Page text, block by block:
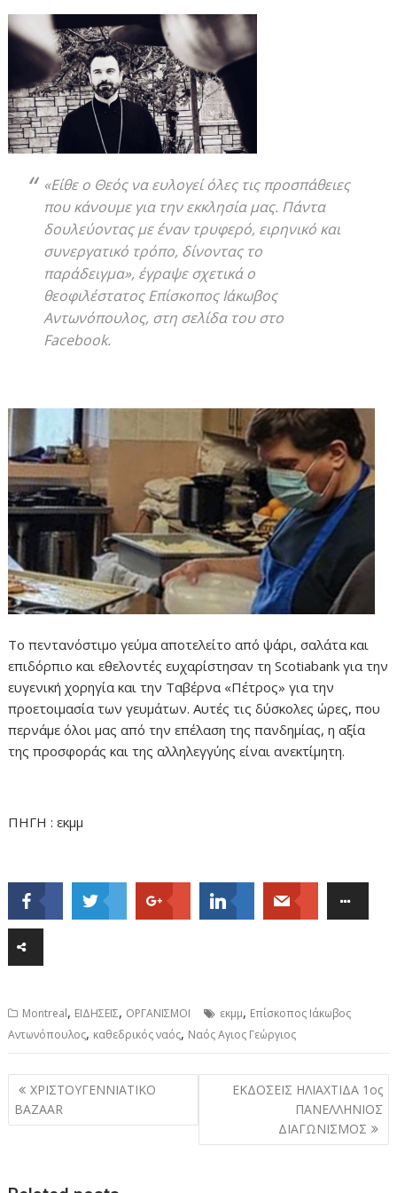
«Είθε ο Θεός να ευλογεί όλες τις προσπάθειες
που κάνουμε για την εκκλησία μας. Πάντα
δουλεύοντας με έναν τρυφερό, ειρηνικό και
συνεργατικό τρόπο, δίνοντας το
παράδειγμα», έγραψε σχετικά ο
θεοφιλέστατος Επίσκοπος Ιάκωβος
Aντωνόπουλος, στη σελίδα του στο
Facebook.
Το πεντανόστιμο γεύμα αποτελείτο από ψάρι, σαλάτα και
επιδόρπιο και εθελοντές ευχαρίστησαν τη Scotiabank για την
ευγενική χορηγία και την Ταβέρνα «Πέτρος» για την
προετοιμασία των γευμάτων. Αυτές τις δύσκολες ώρες, που
περνάμε όλοι μας από την επέλαση της πανδημίας, η αξία
της προσφοράς και της αλληλεγγύης είναι ανεκτίμητη.
ΠΗΓΗ : εκμμ
Montreal, ΕΙΔΗΣΕΙΣ, ΟΡΓΑΝΙΣΜΟΙ εκμμ, Επίσκοπος Ιάκωβος
Αντωνόπουλος, καθεδρικός ναός, Ναός Αγιος Γεώργιος
Post
navigation
ΧΡΙΣΤΟΥΓΕΝΝΙΑΤΙΚΟ
BAZAAR
ΕΚΔΟΣΕΙΣ ΗΛΙΑΧΤΙΔΑ 1ος
ΠΑΝΕΛΛΗΝΙΟΣ
ΔΙΑΓΩΝΙΣΜΟΣ